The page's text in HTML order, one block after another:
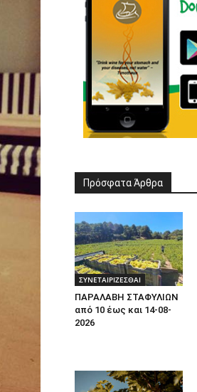
Πρόσφατα Άρθρα
ΣΥΝΕΤΑΙΡΙΖΕΣΘΑΙ
ΠΑΡΑΛΑΒΗ ΣΤΑΦΥΛΙΩΝ
από 10 έως και 14-08-
2026